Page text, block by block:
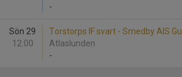
-
Sön 29
12:00
Torstorps IF svart - Smedby AIS Gul
Atlaslunden
-